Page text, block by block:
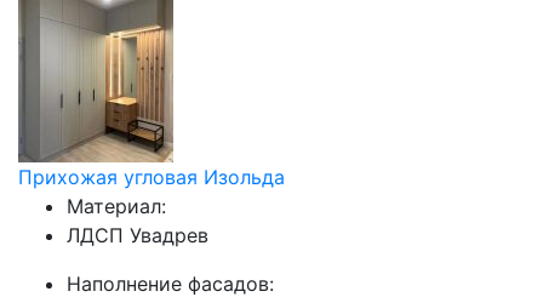
Прихожая угловая Изольда
Материал:
ЛДСП Увадрев
Наполнение фасадов: